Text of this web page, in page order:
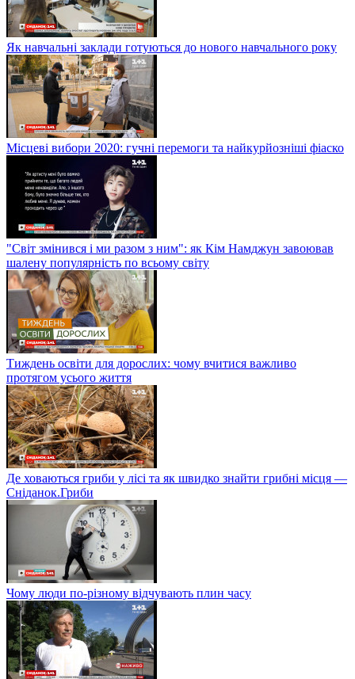
Як навчальні заклади готуються до нового навчального року
Місцеві вибори 2020: гучні перемоги та найкурйозніші фіаско
"Світ змінився і ми разом з ним": як Кім Намджун завоював
шалену популярність по всьому світу
Тиждень освіти для дорослих: чому вчитися важливо
протягом усього життя
Де ховаються гриби у лісі та як швидко знайти грибні місця —
Сніданок.Гриби
Чому люди по-різному відчувають плин часу